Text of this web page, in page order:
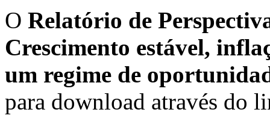
O Relatório de
Crescimento estável,
um regime de
para download através do